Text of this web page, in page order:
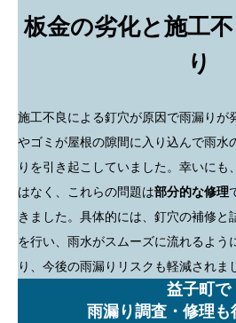
板金の劣化と施工
り
施工不良による釘穴が原因で雨漏りが
やゴミが屋根の隙間に入り込んで雨水
りを引き起こしていました。幸いにも
はなく、これらの問題は部分的な修理
きました。具体的には、釘穴の補修と
を行い、雨水がスムーズに流れるよう
り、今後の雨漏りリスクも軽減されま
益子町で
雨漏り調査・修理も